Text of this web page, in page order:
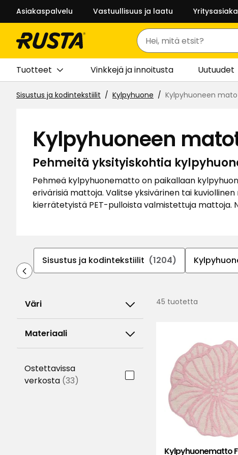
Asiakaspalvelu Vastuullisuus ja laatu
Haku
Tuotteet Vinkkejä ja innoitusta Uutuudet
Sisustus ja kodintekstiilit Kylpyhuone Kylpyhuoneen
Kylpyhuoneen
Pehmeitä yksityiskohtia
Pehmeä kylpyhuonematto on paikallaan
erivärisiä mattoja. Valitse yksivärinen tai
kierrätetyistä PET-pulloista valmistettuja mattoja.
Sisustus ja kodintekstiilit (1204)
Väri
Materiaali
Ostettavissa
verkosta (33)
45 tuotetta
Kylpyhuonematto